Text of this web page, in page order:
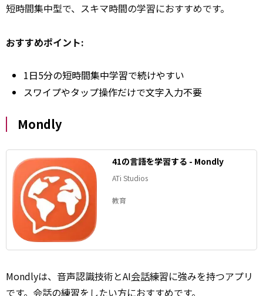
短時間集中型で、スキマ時間の学習におすすめです。
おすすめポイント:
1日5分の短時間集中学習で続けやすい
スワイプやタップ操作だけで文字入力不要
Mondly
41の言語を学習する - Mondly
ATi Studios
教育
Mondlyは、音声認識技術とAI会話練習に強みを持つアプリ
です。会話の練習をしたい方におすすめです。